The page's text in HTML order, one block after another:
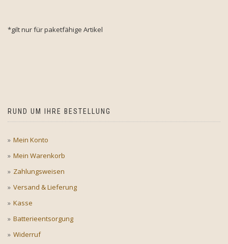
*gilt nur für paketfähige Artikel
RUND UM IHRE BESTELLUNG
Mein Konto
Mein Warenkorb
Zahlungsweisen
Versand & Lieferung
Kasse
Batterieentsorgung
Widerruf